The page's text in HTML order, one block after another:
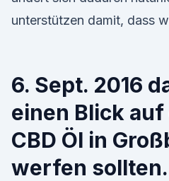
unterstützen damit, dass
6. Sept. 2016
einen Blick
CBD Öl in
werfen